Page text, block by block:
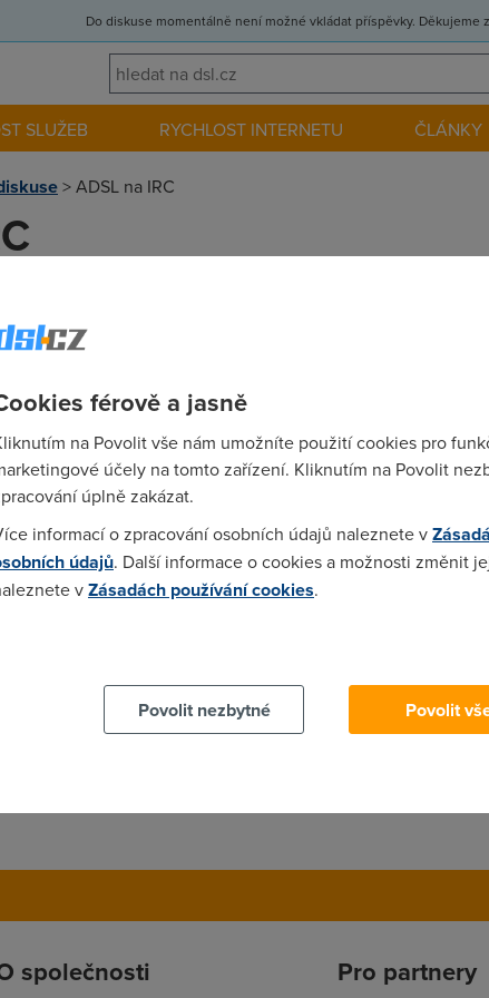
Do diskuse momentálně není možné vkládat příspěvky. Děkujeme
SLUŽEB RYCHLOST INTERNETU ČLÁNKY
>ADSL na IRC
. Od pondeli 23.6. mi nejede IRC nevim proc . Mate nekdo
Brno.
18:03:05)
společnosti Pro partnery
férově a jasně
na Povolit vše nám umožníte použití cookies pro
účely na tomto zařízení. Kliknutím na Povolit
úplně zakázat.
informací o zpracování osobních údajů naleznete v
údajů. Další informace o cookies a možnosti změnit
vZásadách používání cookies.
Povolit nezbytné
Povolit